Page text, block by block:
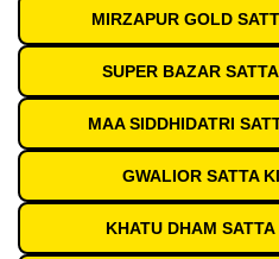
MIRZAPUR GOLD
SUPER BAZAR
MAA SIDDHIDATRI
GWALIOR SATTA
KHATU DHAM